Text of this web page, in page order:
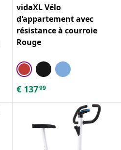
vidaXL Vélo
d'appartement avec
résistance à courroie
Rouge
€ 13799